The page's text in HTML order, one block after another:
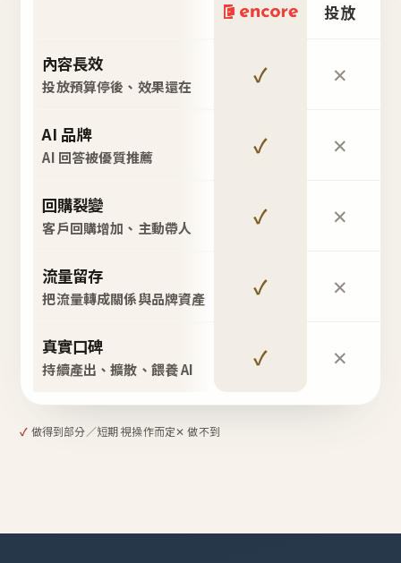
投放
內容長效
投放預算停後、效果還在 ✓ ✕
AI 品牌
AI 回答被優質推薦 ✓ ✕
回購裂變
客戶回購增加、主動帶人 ✓ ✕
流量留存
把流量轉成關係與品牌資產 ✓ ✕
真實口碑
持續產出、擴散、餵養 AI ✓ ✕
✓ 做得到部分／短期 視操作而定✕ 做不到